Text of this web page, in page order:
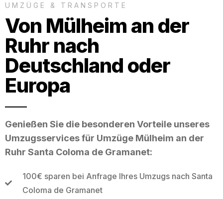
UMZÜGE & TRANSPORTE
Von Mülheim an der
Ruhr nach
Deutschland oder
Europa
Genießen Sie die besonderen Vorteile unseres
Umzugsservices für Umzüge Mülheim an der
Ruhr Santa Coloma de Gramanet:
100€ sparen bei Anfrage Ihres Umzugs nach Santa
Coloma de Gramanet